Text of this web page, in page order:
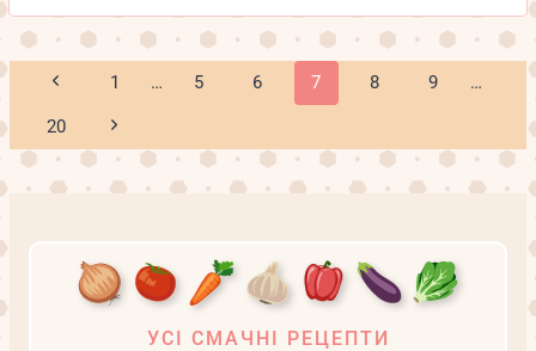
Навігація
сторінками
Попередня
сторінка
1 … 5 6 7 8 9 …
20
Наступна
сторінка
УСІ СМАЧНІ РЕЦЕПТИ